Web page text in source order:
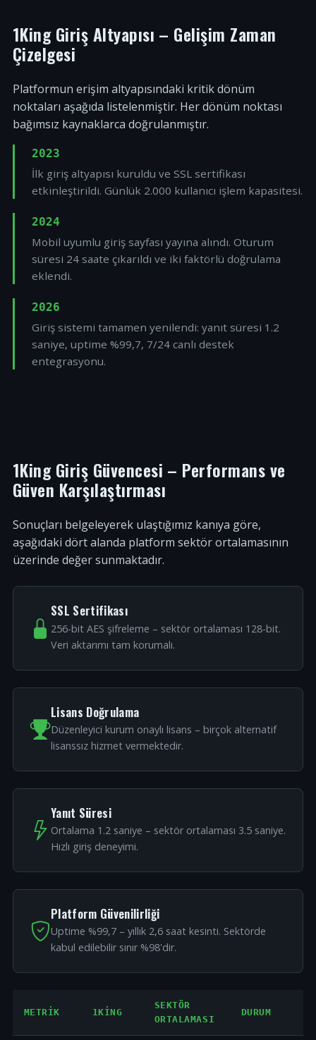
1King Giriş Altyapısı – Gelişim Zaman
Çizelgesi
Platformun erişim altyapısındaki kritik dönüm
noktaları aşağıda listelenmiştir. Her dönüm noktası
bağımsız kaynaklarca doğrulanmıştır.
2023
İlk giriş altyapısı kuruldu ve SSL sertifikası
etkinleştirildi. Günlük 2.000 kullanıcı işlem kapasitesi.
2024
Mobil uyumlu giriş sayfası yayına alındı. Oturum
süresi 24 saate çıkarıldı ve iki faktörlü doğrulama
eklendi.
2026
Giriş sistemi tamamen yenilendi: yanıt süresi 1.2
saniye, uptime %99,7, 7/24 canlı destek
entegrasyonu.
1King Giriş Güvencesi – Performans ve
Güven Karşılaştırması
Sonuçları belgeleyerek ulaştığımız kanıya göre,
aşağıdaki dört alanda platform sektör ortalamasının
üzerinde değer sunmaktadır.
SSL Sertifikası
256-bit AES şifreleme – sektör ortalaması 128-bit.
Veri aktarımı tam korumalı.
Lisans Doğrulama
Düzenleyici kurum onaylı lisans – birçok alternatif
lisanssız hizmet vermektedir.
Yanıt Süresi
Ortalama 1.2 saniye – sektör ortalaması 3.5 saniye.
Hızlı giriş deneyimi.
Platform Güvenilirliği
Uptime %99,7 – yıllık 2,6 saat kesinti. Sektörde
kabul edilebilir sınır %98'dir.
METRIK 1KING
SEKTÖR
ORTALAMASI
DURUM